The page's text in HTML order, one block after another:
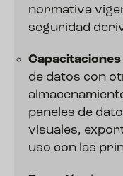
normativa
seguridad
de datos con
paneles de
visuales,
uso con las